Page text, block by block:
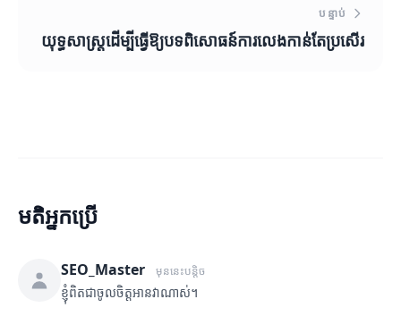
បន្ទាប់
យុទ្ធសាស្ត្រដើម្បីធ្វើឱ្យបទពិសោធន៍ការលេងកាន់តែប្រសើរ
មតិអ្នកប្រើ
SEO_Master មុននេះបន្តិច
ខ្ញុំពិតជាចូលចិត្តអានវាណាស់។